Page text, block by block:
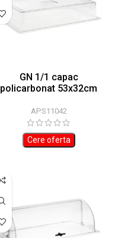
GN 1/1 capac
policarbonat 53x32cm
APS11042
Cere oferta